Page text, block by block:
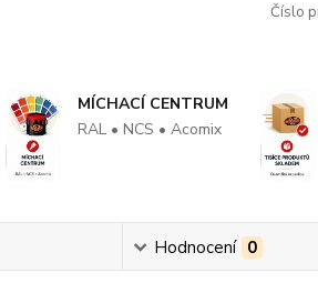
Číslo
MÍCHACÍ CENTRUM
RAL • NCS • Acomix
Hodnocení 0